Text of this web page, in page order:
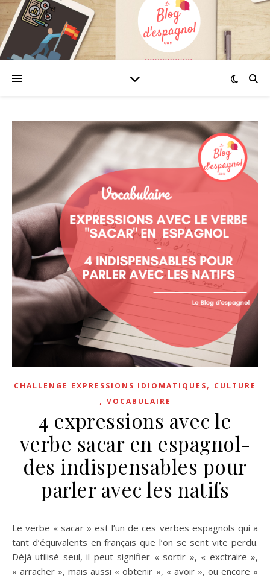
CHALLENGE EXPRESSIONS IDIOMATIQUES, CULTURE
, VOCABULAIRE
4 expressions avec le
verbe sacar en espagnol-
des indispensables pour
parler avec les natifs
Le verbe « sacar » est l’un de ces verbes espagnols qui a
tant d’équivalents en français que l’on se sent vite perdu.
Déjà utilisé seul, il peut signifier « sortir », « exctraire »,
« arracher », mais aussi « obtenir », « avoir », ou encore «